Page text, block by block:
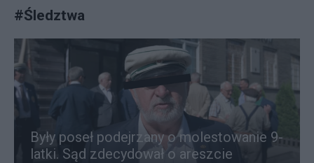
#Śledztwa
Były poseł podejrzany o molestowanie 9-
latki. Sąd zdecydował o areszcie